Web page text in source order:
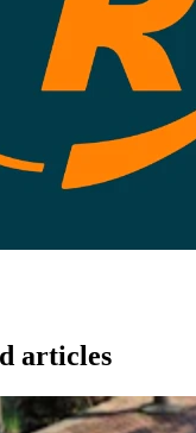
articles